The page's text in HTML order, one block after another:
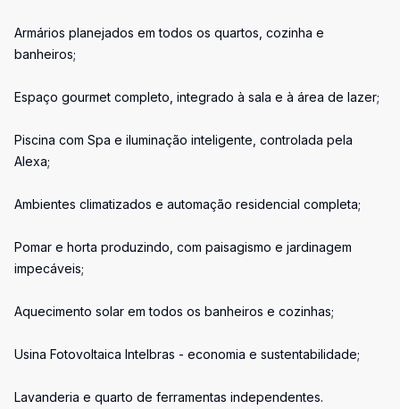
Armários planejados em todos os quartos, cozinha e
banheiros;
Espaço gourmet completo, integrado à sala e à área de lazer;
Piscina com Spa e iluminação inteligente, controlada pela
Alexa;
Ambientes climatizados e automação residencial completa;
Pomar e horta produzindo, com paisagismo e jardinagem
impecáveis;
Aquecimento solar em todos os banheiros e cozinhas;
Usina Fotovoltaica Intelbras - economia e sustentabilidade;
Lavanderia e quarto de ferramentas independentes.